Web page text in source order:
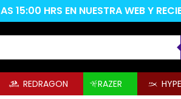
15:00 HRS EN NUESTRA WEB Y
REDRAGON RAZER